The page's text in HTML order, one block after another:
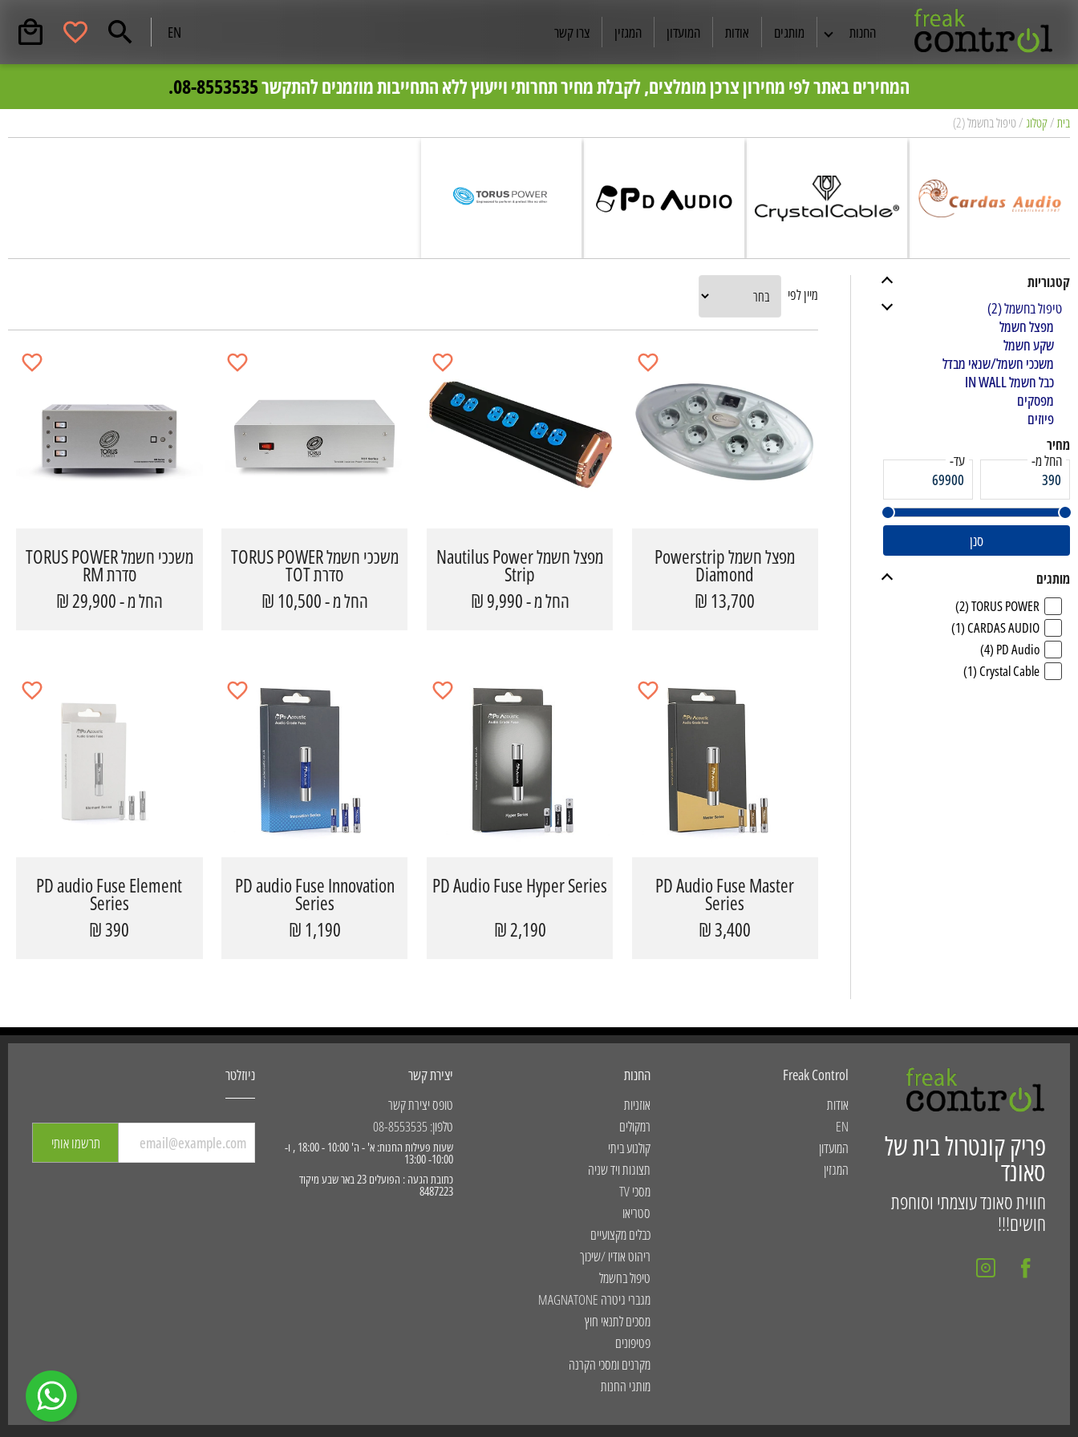
החנות
אוזניות
רמקולים
תצוגות ויד שניה
סטריאו
מקרנים ומסכי הקרנה
מותגים אודות המועדון המגזין צרו קשר EN
פריק קונטרול
כל מותגי האודיו קיימים בפריק קונטורל ויתווספו לאתר בהמשך .
המחירים באתר לפי מחירון צרכן מומלצים, לקבלת מחיר תחרותי וייעוץ ללא התחייבות מוזמנים להתקשר08-8553535. בס״ד
בית/קטלוג /טיפול בחשמל (2)
קטגוריות
טיפול בחשמל(2)
מפצל חשמל
שקע חשמל
משככי חשמל/שנאי מבדל
כבל חשמל IN WALL
מפסקים
פיוזים
מחיר
החל מ- עד-
סנן
מותגים
TORUS POWER
(2)
CARDAS AUDIO
(1)
PD Audio
(4)
Crystal Cable
(1)
מיין לפי
מפצל חשמל Powerstrip
Diamond
13,700 ₪
מפצל חשמל Nautilus Power
Strip
החל מ - 9,990 ₪
משככי חשמל TORUS POWER
סדרת TOT
החל מ - 10,500 ₪
משככי חשמל TORUS POWER
סדרת RM
החל מ - 29,900 ₪
PD Audio Fuse Master
Series
3,400 ₪
PD Audio Fuse Hyper Series
2,190 ₪
PD audio Fuse Innovation
Series
1,190 ₪
PD audio Fuse Element
Series
390 ₪
פריק קונטרול בית של
סאונד
חווית סאונד עוצמתי וסוחפת
חושים!!!
Freak Control
אודות
EN
המועדון
המגזין
החנות
אוזניות
רמקולים
קולנוע ביתי
תצוגות ויד שניה
מסכי TV
סטריאו
כבלים מקצועיים
ריהוט אודיו /שיכוך
טיפול בחשמל
מגברי גיטרה MAGNATONE
מסכים לתנאי חוץ
פטיפונים
מקרנים ומסכי הקרנה
מותגי החנות
יצירת קשר
טופס יצירת קשר
טלפון: 08-8553535
שעות פעילות החנות: א' - ה' 10:00 - 18:00 , ו-
10:00- 13:00
כתובת הגעה : הפועלים 23 באר שבע מיקוד
8487223
ניוזלטר
תרשמו אותי